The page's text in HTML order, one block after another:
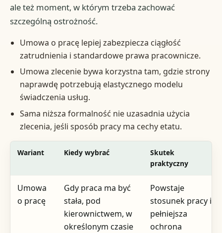
ale też moment, w którym trzeba zachować
szczególną ostrożność.
Umowa o pracę lepiej zabezpiecza ciągłość
zatrudnienia i standardowe prawa pracownicze.
Umowa zlecenie bywa korzystna tam, gdzie strony
naprawdę potrzebują elastycznego modelu
świadczenia usług.
Sama niższa formalność nie uzasadnia użycia
zlecenia, jeśli sposób pracy ma cechy etatu.
Wariant Kiedy wybrać
Skutek
praktyczny
Umowa
o pracę
Gdy praca ma być
stała, pod
kierownictwem, w
określonym czasie
Powstaje
stosunek pracy i
pełniejsza
ochrona